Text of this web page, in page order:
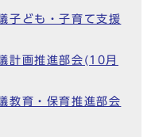
子ども・子育て支援
計画推進部会(10月
教育・保育推進部会